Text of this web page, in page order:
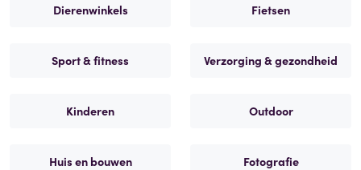
Dierenwinkels Fietsen
Sport & fitness Verzorging & gezondheid
Kinderen Outdoor
Huis en bouwen Fotografie